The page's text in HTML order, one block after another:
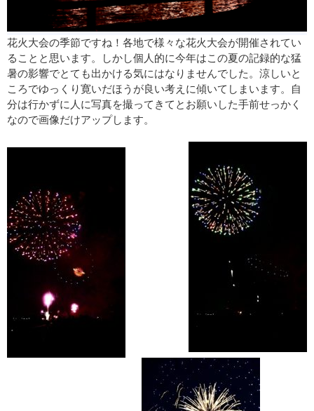
花火大会の季節ですね！各地で様々な花火大会が開催されてい
ることと思います。しかし個人的に今年はこの夏の記録的な猛
暑の影響でとても出かける気にはなりませんでした。涼しいと
ころでゆっくり寛いだほうが良い考えに傾いてしまいます。自
分は行かずに人に写真を撮ってきてとお願いした手前せっかく
なので画像だけアップします。